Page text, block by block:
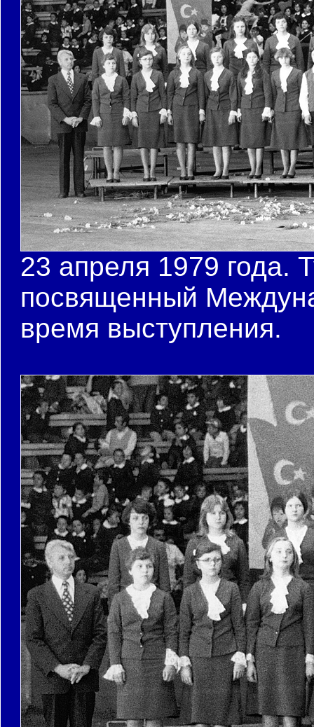
23 апреля 1979 года.
посвященный
время выступления.